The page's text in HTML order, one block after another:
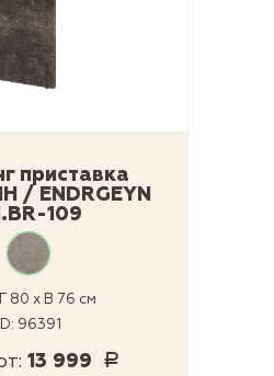
приставка
/ ENDRGEYN
109
80 x В 76 см
ID: 96391
13 999 Р